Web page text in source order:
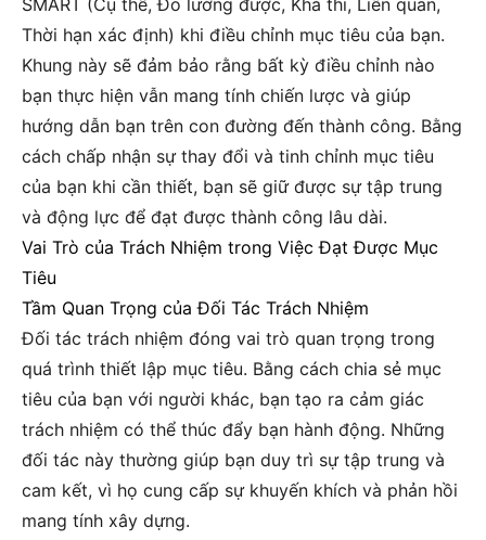
SMART (Cụ thể, Đo lường được, Khả thi, Liên quan,
Thời hạn xác định) khi điều chỉnh mục tiêu của bạn.
Khung này sẽ đảm bảo rằng bất kỳ điều chỉnh nào
bạn thực hiện vẫn mang tính chiến lược và giúp
hướng dẫn bạn trên con đường đến thành công. Bằng
cách chấp nhận sự thay đổi và tinh chỉnh mục tiêu
của bạn khi cần thiết, bạn sẽ giữ được sự tập trung
và động lực để đạt được thành công lâu dài.
Vai Trò của Trách Nhiệm trong Việc Đạt Được Mục
Tiêu
Tầm Quan Trọng của Đối Tác Trách Nhiệm
Đối tác trách nhiệm đóng vai trò quan trọng trong
quá trình thiết lập mục tiêu. Bằng cách chia sẻ mục
tiêu của bạn với người khác, bạn tạo ra cảm giác
trách nhiệm có thể thúc đẩy bạn hành động. Những
đối tác này thường giúp bạn duy trì sự tập trung và
cam kết, vì họ cung cấp sự khuyến khích và phản hồi
mang tính xây dựng.